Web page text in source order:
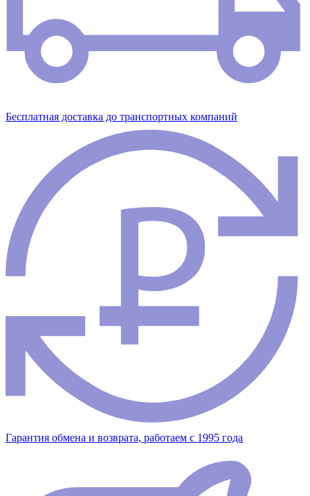
Бесплатная доставка до транспортных компаний
Гарантия обмена и возврата, работаем с 1995 года